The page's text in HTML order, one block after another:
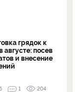
грядок к
августе: посев
и внесение
1 204